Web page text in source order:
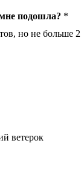
подошла? *
но не больше 2
ветерок